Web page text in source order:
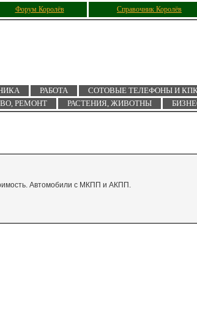
Форум Королёв Справочник Королёв
РАБОТА СОТОВЫЕ ТЕЛЕФОНЫ И
РЕМОНТ РАСТЕНИЯ, ЖИВОТНЫ
Автомобили с МКПП и АКПП.